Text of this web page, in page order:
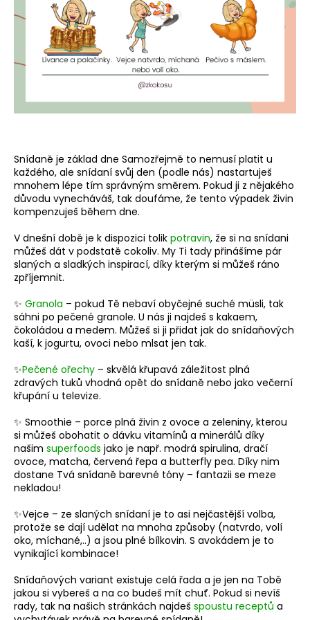
Snídaně je základ dne Samozřejmě to nemusí platit u
každého, ale snídaní svůj den (podle nás) nastartuješ
mnohem lépe tím správným směrem. Pokud ji z nějakého
důvodu vynecháváš, tak doufáme, že tento výpadek živin
kompenzuješ během dne.
V dnešní době je k dispozici tolik potravin, že si na snídani
můžeš dát v podstatě cokoliv. My Ti tady přinášíme pár
slaných a sladkých inspirací, díky kterým si můžeš ráno
zpříjemnit.
✨ Granola – pokud Tě nebaví obyčejné suché müsli, tak
sáhni po pečené granole. U nás ji najdeš s kakaem,
čokoládou a medem. Můžeš si ji přidat jak do snídaňových
kaší, k jogurtu, ovoci nebo mlsat jen tak.
✨Pečené ořechy – skvělá křupavá záležitost plná
zdravých tuků vhodná opět do snídaně nebo jako večerní
křupání u televize.
✨ Smoothie – porce plná živin z ovoce a zeleniny, kterou
si můžeš obohatit o dávku vitamínů a minerálů díky
našim superfoods jako je např. modrá spirulina, dračí
ovoce, matcha, červená řepa a butterfly pea. Díky nim
dostane Tvá snídaně barevné tóny – fantazii se meze
nekladou!
✨Vejce – ze slaných snídaní je to asi nejčastější volba,
protože se dají udělat na mnoha způsoby (natvrdo, volí
oko, míchané,..) a jsou plné bílkovin. S avokádem je to
vynikající kombinace!
Snídaňových variant existuje celá řada a je jen na Tobě
jakou si vybereš a na co budeš mít chuť. Pokud si nevíš
rady, tak na našich stránkách najdeš spoustu receptů a
a
t
HLEDAT